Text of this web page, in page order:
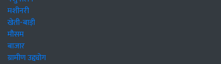
मशीनरी
खेती-बाड़ी
मौसम
बाजार
ग्रामीण उद्द्योग